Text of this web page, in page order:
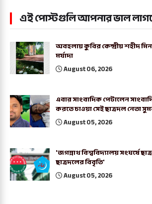
এই পোস্টগুলি আপনার ভাল
অবহলায় কুবির কেন্দ্রীয় শহীদ
মর্যাদা
August 06, 2026
এবার সাংবাদিক পেটালেন
করতে চাওয়া সেই ছাত্রদল নেতা
August 05, 2026
'জগন্নাথ বিশ্ববিদ্যালয় সংঘর্ষে
ছাত্রদলের বিবৃতি'
August 05, 2026